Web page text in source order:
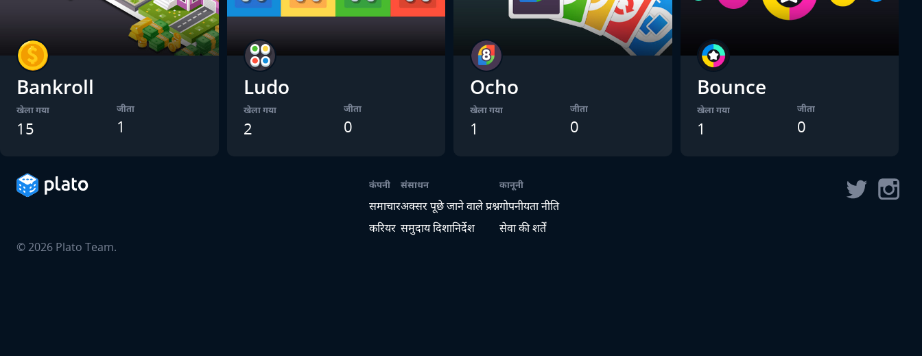
Bankroll
खेला गया
15
जीता
1
Ludo
खेला गया
2
जीता
0
Ocho
खेला गया
1
जीता
0
Bounce
खेला गया
1
जीता
0
कंपनी
समाचार
करियर
संसाधन
अक्सर पूछे जाने वाले प्रश्न
समुदाय दिशानिर्देश
कानूनी
गोपनीयता नीति
सेवा की शर्तें
©2026 Plato Team.